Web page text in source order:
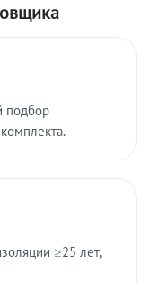
подбор
≥25 лет,